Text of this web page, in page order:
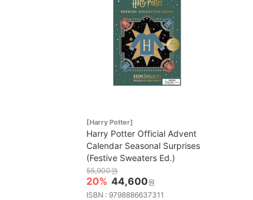
[Harry Potter]
Harry Potter Official Advent
Calendar Seasonal Surprises
(Festive Sweaters Ed.)
55,900원
20% 44,600원
ISBN : 9798886637311